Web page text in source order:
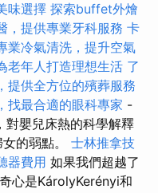
味選擇 探索buffet外燴
，提供專業牙科服務 卡
業冷氣清洗，提升空氣
老年人打造理想生活 了
提供全方位的殯葬服務
找最合適的眼科專家 -
對嬰兒床熱的科學解釋
的弱點。 士林推拿技
器費用 如果我們超越了
心是KárolyKerényi和